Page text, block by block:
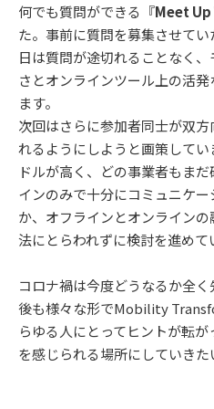
何でも質問ができる『Meet Up
た。事前に質問を募集させて
日は質問が途切れることなく
さとオンラインツール上の活
ます。
次回はさらに参加者同士が双
れるようにしようと画策して
ドルが高く、どの事業者もま
インのみで十分にコミュニケ
か、オフラインとオンライン
法にとらわれずに検討を進めて
コロナ禍は今度どうなるか全
後も様々な形でMobility
らゆる人にとってヒントが転
を感じられる場所にしていきた